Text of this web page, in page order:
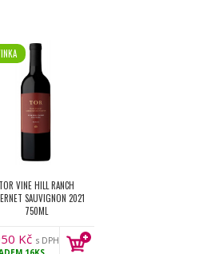
TOR VINE HILL RANCH
SAUVIGNON 2021
750ML
Kč s DPH